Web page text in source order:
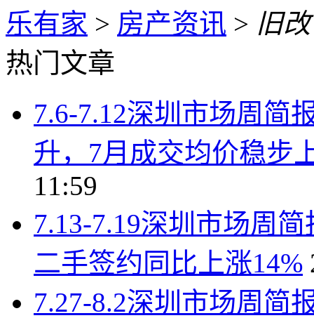
乐有家 > 房产资讯 > 旧改
热门文章
7.6-7.12深圳市场周简
升，7月成交均价稳步
11:59
7.13-7.19深圳市场周
二手签约同比上涨14%
7.27-8.2深圳市场周简